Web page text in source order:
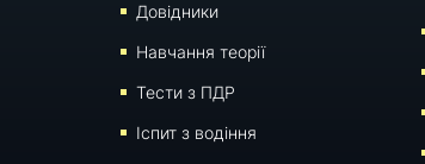
Довідники
Навчання теорії
Тести з ПДР
Iспит з водіння